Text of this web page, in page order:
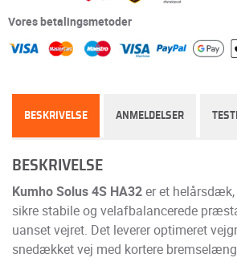
Vores betalingsmetoder
BESKRIVELSE ANMELDELSER
BESKRIVELSE
Kumho Solus 4S HA32er et
sikre stabile og velafbalancerede
uanset vejret. Det leverer optimeret
snedækket vej med kortere